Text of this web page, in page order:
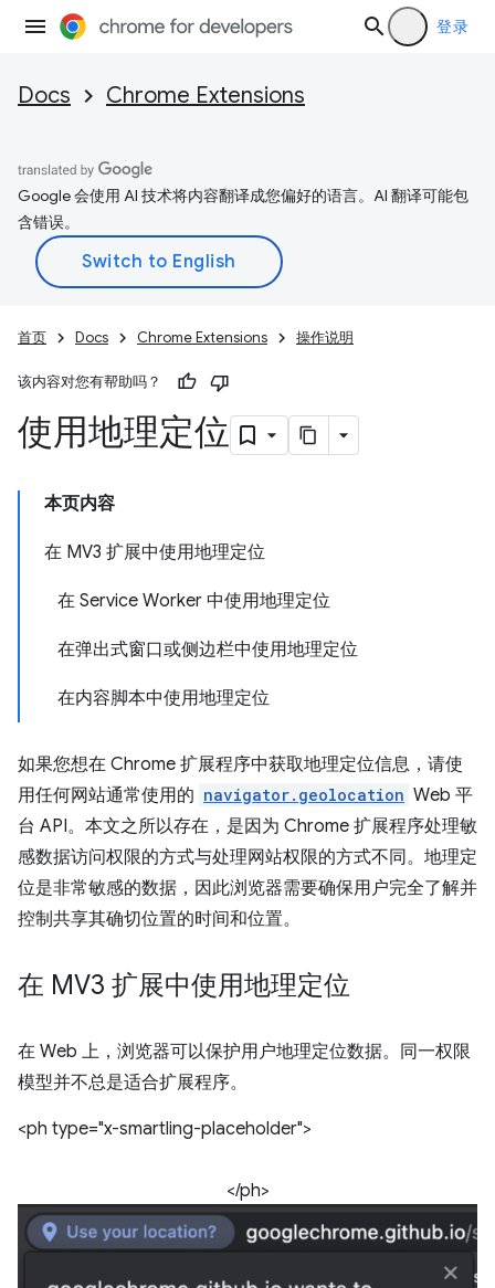
登录
Docs Chrome Extensions
Google 会使用 AI 技术将内容翻译成您偏好的语言。AI 翻译可能包
含错误。
首页 Docs Chrome Extensions 操作说明
该内容对您有帮助吗？
使用地理定位
本页内容
在 MV3 扩展中使用地理定位
在 Service Worker 中使用地理定位
在弹出式窗口或侧边栏中使用地理定位
在内容脚本中使用地理定位
如果您想在 Chrome 扩展程序中获取地理定位信息，请使
用任何网站通常使用的 navigator.geolocation Web 平
台 API。本文之所以存在，是因为 Chrome 扩展程序处理敏
感数据访问权限的方式与处理网站权限的方式不同。地理定
位是非常敏感的数据，因此浏览器需要确保用户完全了解并
控制共享其确切位置的时间和位置。
在 MV3 扩展中使用地理定位
在 Web 上，浏览器可以保护用户地理定位数据。同一权限
模型并不总是适合扩展程序。
<ph type="x-smartling-placeholder">
</ph>